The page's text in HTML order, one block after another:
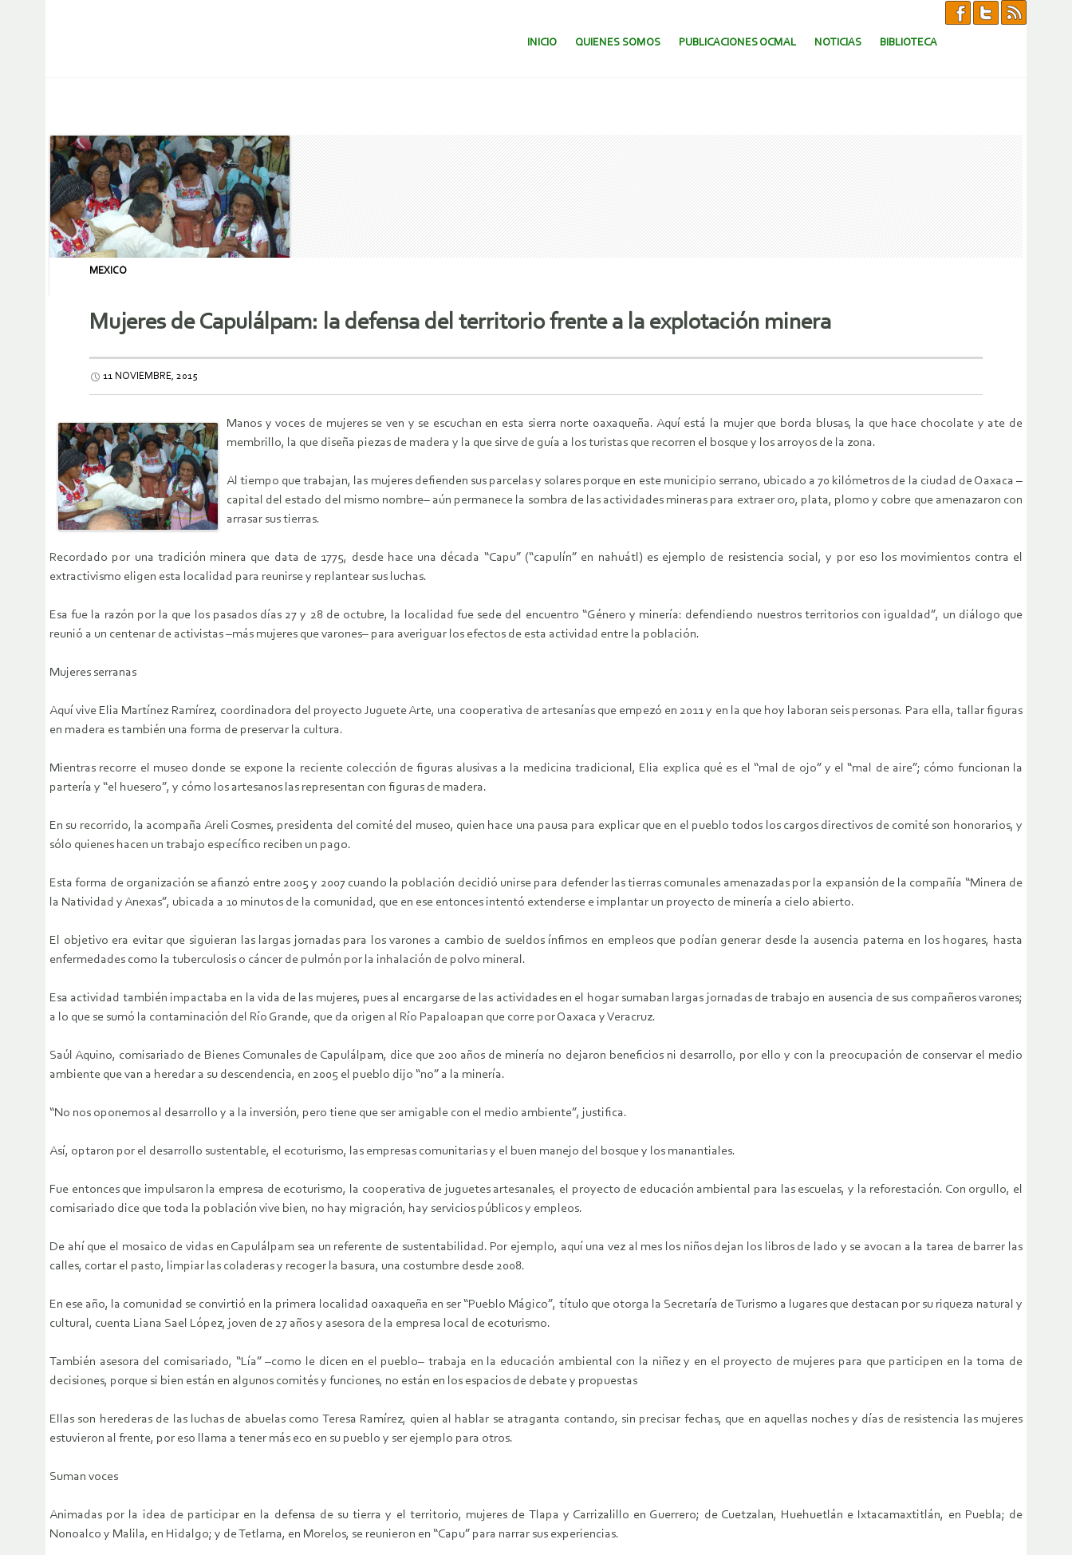
SALTAR AL CONTENIDO.
INICIO QUIENES SOMOS PUBLICACIONES OCMAL NOTICIAS BIBLIOTECA
MEXICO
Mujeres de Capulálpam: la defensa del territorio frente a la explotación minera
11 NOVIEMBRE, 2015
Manos y voces de mujeres se ven y se escuchan en esta sierra norte oaxaqueña. Aquí está la mujer que borda blusas, la que hace chocolate y ate de
membrillo, la que diseña piezas de madera y la que sirve de guía a los turistas que recorren el bosque y los arroyos de la zona.
Al tiempo que trabajan, las mujeres defienden sus parcelas y solares porque en este municipio serrano, ubicado a 70 kilómetros de la ciudad de Oaxaca –
capital del estado del mismo nombre– aún permanece la sombra de las actividades mineras para extraer oro, plata, plomo y cobre que amenazaron con
arrasar sus tierras.
Recordado por una tradición minera que data de 1775, desde hace una década “Capu” (“capulín” en nahuátl) es ejemplo de resistencia social, y por eso los movimientos contra el
extractivismo eligen esta localidad para reunirse y replantear sus luchas.
Esa fue la razón por la que los pasados días 27 y 28 de octubre, la localidad fue sede del encuentro “Género y minería: defendiendo nuestros territorios con igualdad”, un diálogo que
reunió a un centenar de activistas –más mujeres que varones– para averiguar los efectos de esta actividad entre la población.
Mujeres serranas
Aquí vive Elia Martínez Ramírez, coordinadora del proyecto Juguete Arte, una cooperativa de artesanías que empezó en 2011 y en la que hoy laboran seis personas. Para ella, tallar figuras
en madera es también una forma de preservar la cultura.
Mientras recorre el museo donde se expone la reciente colección de figuras alusivas a la medicina tradicional, Elia explica qué es el “mal de ojo” y el “mal de aire”; cómo funcionan la
partería y “el huesero”, y cómo los artesanos las representan con figuras de madera.
En su recorrido, la acompaña Areli Cosmes, presidenta del comité del museo, quien hace una pausa para explicar que en el pueblo todos los cargos directivos de comité son honorarios, y
sólo quienes hacen un trabajo específico reciben un pago.
Esta forma de organización se afianzó entre 2005 y 2007 cuando la población decidió unirse para defender las tierras comunales amenazadas por la expansión de la compañía “Minera de
la Natividad y Anexas”, ubicada a 10 minutos de la comunidad, que en ese entonces intentó extenderse e implantar un proyecto de minería a cielo abierto.
El objetivo era evitar que siguieran las largas jornadas para los varones a cambio de sueldos ínfimos en empleos que podían generar desde la ausencia paterna en los hogares, hasta
enfermedades como la tuberculosis o cáncer de pulmón por la inhalación de polvo mineral.
Esa actividad también impactaba en la vida de las mujeres, pues al encargarse de las actividades en el hogar sumaban largas jornadas de trabajo en ausencia de sus compañeros varones;
a lo que se sumó la contaminación del Río Grande, que da origen al Río Papaloapan que corre por Oaxaca y Veracruz.
Saúl Aquino, comisariado de Bienes Comunales de Capulálpam, dice que 200 años de minería no dejaron beneficios ni desarrollo, por ello y con la preocupación de conservar el medio
ambiente que van a heredar a su descendencia, en 2005 el pueblo dijo “no” a la minería.
“No nos oponemos al desarrollo y a la inversión, pero tiene que ser amigable con el medio ambiente”, justifica.
Así, optaron por el desarrollo sustentable, el ecoturismo, las empresas comunitarias y el buen manejo del bosque y los manantiales.
Fue entonces que impulsaron la empresa de ecoturismo, la cooperativa de juguetes artesanales, el proyecto de educación ambiental para las escuelas, y la reforestación. Con orgullo, el
comisariado dice que toda la población vive bien, no hay migración, hay servicios públicos y empleos.
De ahí que el mosaico de vidas en Capulálpam sea un referente de sustentabilidad. Por ejemplo, aquí una vez al mes los niños dejan los libros de lado y se avocan a la tarea de barrer las
calles, cortar el pasto, limpiar las coladeras y recoger la basura, una costumbre desde 2008.
En ese año, la comunidad se convirtió en la primera localidad oaxaqueña en ser “Pueblo Mágico”, título que otorga la Secretaría de Turismo a lugares que destacan por su riqueza natural y
cultural, cuenta Liana Sael López, joven de 27 años y asesora de la empresa local de ecoturismo.
También asesora del comisariado, “Lía” –como le dicen en el pueblo– trabaja en la educación ambiental con la niñez y en el proyecto de mujeres para que participen en la toma de
decisiones, porque si bien están en algunos comités y funciones, no están en los espacios de debate y propuestas
Ellas son herederas de las luchas de abuelas como Teresa Ramírez, quien al hablar se atraganta contando, sin precisar fechas, que en aquellas noches y días de resistencia las mujeres
estuvieron al frente, por eso llama a tener más eco en su pueblo y ser ejemplo para otros.
Suman voces
Animadas por la idea de participar en la defensa de su tierra y el territorio, mujeres de Tlapa y Carrizalillo en Guerrero; de Cuetzalan, Huehuetlán e Ixtacamaxtitlán, en Puebla; de
Nonoalco y Malila, en Hidalgo; y de Tetlama, en Morelos, se reunieron en “Capu” para narrar sus experiencias.